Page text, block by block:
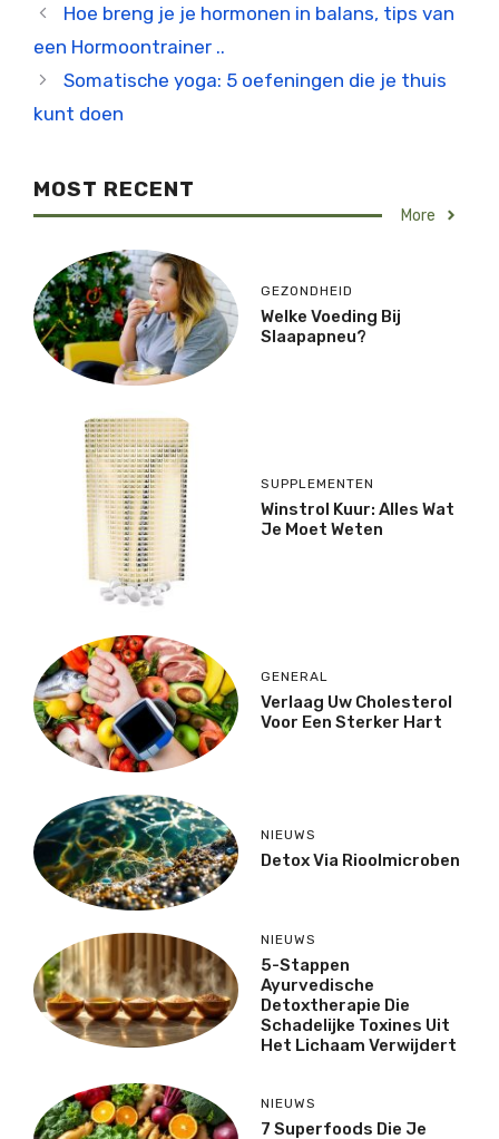
Hoe breng je je hormonen in balans, tips van
een Hormoontrainer ..
Somatische yoga: 5 oefeningen die je thuis
kunt doen
MOST RECENT
More
GEZONDHEID
Welke Voeding Bij
Slaapapneu?
SUPPLEMENTEN
Winstrol Kuur: Alles Wat
Je Moet Weten
GENERAL
Verlaag Uw Cholesterol
Voor Een Sterker Hart
NIEUWS
Detox Via Rioolmicroben
NIEUWS
5-Stappen
Ayurvedische
Detoxtherapie Die
Schadelijke Toxines Uit
Het Lichaam Verwijdert
NIEUWS
7 Superfoods Die Je